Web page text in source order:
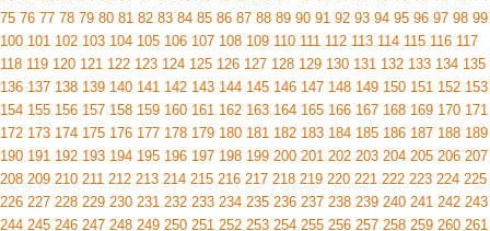
75 76 77 78 79 80 81 82 83 84 85 86 87 88 89 90 91 92 93 94 95 96 97 98 99
100 101 102 103 104 105 106 107 108 109 110 111 112 113 114 115 116 117
118 119 120 121 122 123 124 125 126 127 128 129 130 131 132 133 134 135
136 137 138 139 140 141 142 143 144 145 146 147 148 149 150 151 152 153
154 155 156 157 158 159 160 161 162 163 164 165 166 167 168 169 170 171
172 173 174 175 176 177 178 179 180 181 182 183 184 185 186 187 188 189
190 191 192 193 194 195 196 197 198 199 200 201 202 203 204 205 206 207
208 209 210 211 212 213 214 215 216 217 218 219 220 221 222 223 224 225
226 227 228 229 230 231 232 233 234 235 236 237 238 239 240 241 242 243
244 245 246 247 248 249 250 251 252 253 254 255 256 257 258 259 260 261